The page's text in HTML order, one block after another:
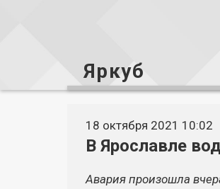
Яркуб
18 октября 2021 10:02
В Ярославле
Авария произошла